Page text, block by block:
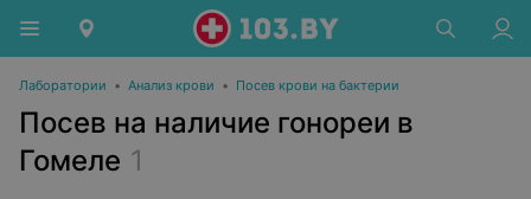
Лаборатории • Анализ крови • Посев крови на бактерии
Посев на наличие гонореи в
Гомеле 1